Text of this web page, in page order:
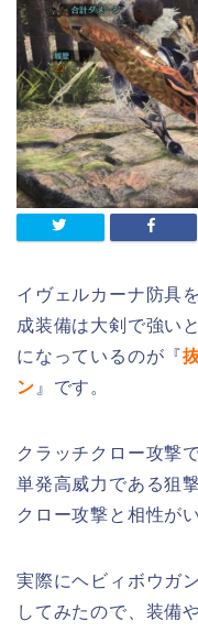
イヴェルカーナ防具
成装備は大剣で強い
になっているのが『
ン 』です。
クラッチクロー攻撃
単発高威力である狙
クロー攻撃と相性が
実際にヘビィボウガ
してみたので、装備